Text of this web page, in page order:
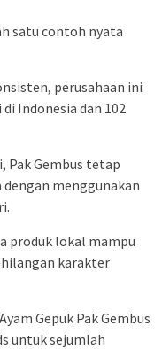
satu contoh nyata
perusahaan ini
Indonesia dan 102
Pak Gembus tetap
menggunakan
produk lokal mampu
karakter
Gepuk Pak Gembus
untuk sejumlah